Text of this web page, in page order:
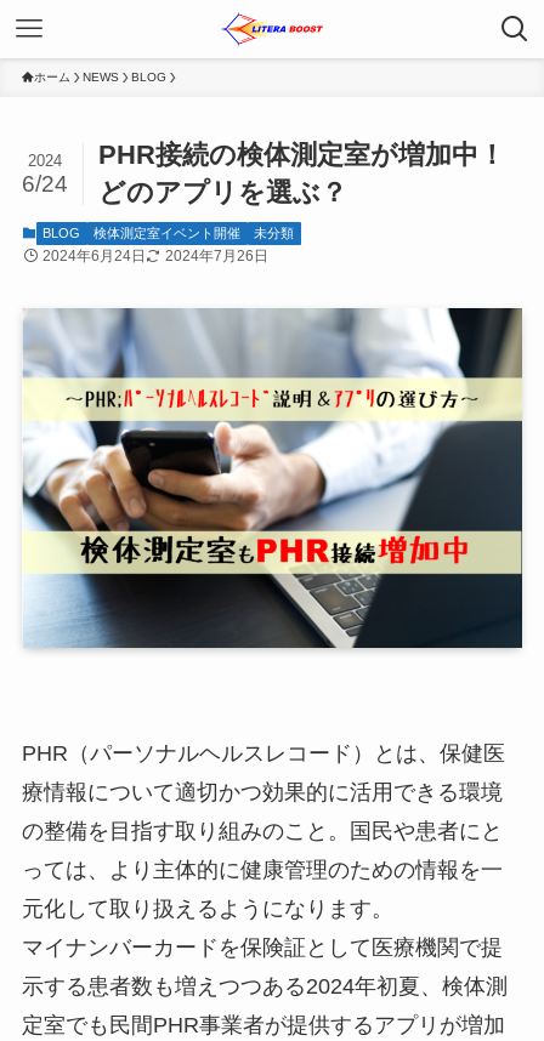
ホーム NEWS BLOG
PHR接続の検体測定室が増加中！
どのアプリを選ぶ？
2024
6/24
BLOG 検体測定室イベント開催 未分類
2024年6月24日 2024年7月26日
PHR（パーソナルヘルスレコード）とは、保健医
療情報について適切かつ効果的に活用できる環境
の整備を目指す取り組みのこと。国民や患者にと
っては、より主体的に健康管理のための情報を一
元化して取り扱えるようになります。
マイナンバーカードを保険証として医療機関で提
示する患者数も増えつつある2024年初夏、検体測
定室でも民間PHR事業者が提供するアプリが増加